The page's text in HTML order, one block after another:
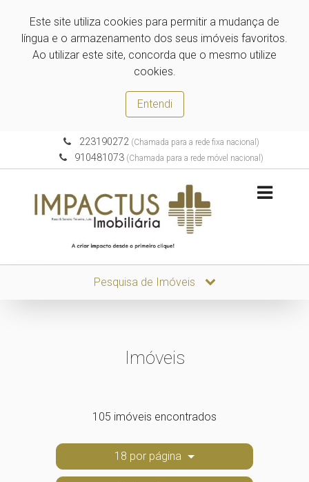
Este site utiliza cookies para permitir a mudança de
língua e o armazenamento dos seus imóveis favoritos.
Ao utilizar este site, concorda que o mesmo utilize
cookies.
Entendi
223190272(Chamada para a rede fixa nacional)
910481073 (Chamada para a rede móvel nacional)
Pesquisa de Imóveis
Imóveis
105 imóveis encontrados
18 por página